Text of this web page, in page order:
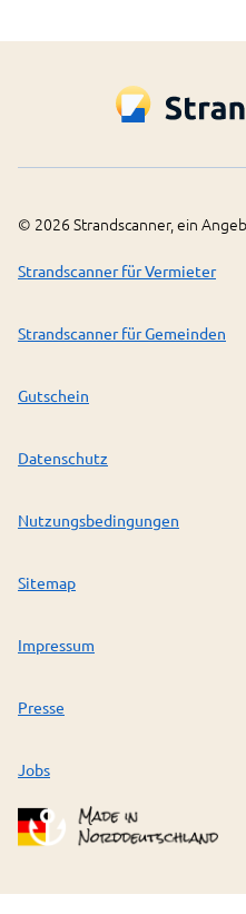
© 2026 Strandscanner, ein
Strandscanner für Vermieter
Strandscanner für Gemeinden
Gutschein
Datenschutz
Nutzungsbedingungen
Sitemap
Impressum
Presse
Jobs